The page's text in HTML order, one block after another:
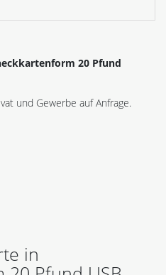
20 Pfund
und Gewerbe auf Anfrage.
in